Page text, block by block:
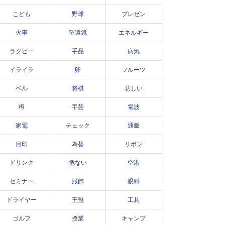
こども 野球 プレゼン
火事 望遠鏡 エネルギー
ラグビー 手品 病気
イライラ 卵 フルーツ
ベル 将棋 悲しい
樽 手芸 電波
家電 チェック 通販
目印 為替 リボン
ドリンク 危ない 空港
セミナー 服飾 眼科
ドライヤー 王冠 工具
ゴルフ 授業 キャンプ